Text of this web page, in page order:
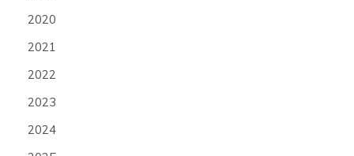
2020
2021
2022
2023
2024